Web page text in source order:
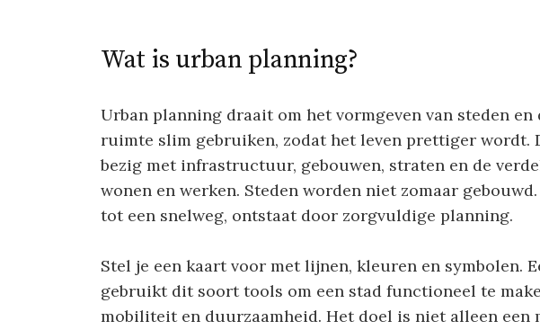
Wat is urban planning?
Urban planning draait om het vormgeven van steden en
ruimte slim gebruiken, zodat het leven prettiger wordt.
bezig met infrastructuur, gebouwen, straten en de
wonen en werken. Steden worden niet zomaar
tot een snelweg, ontstaat door zorgvuldige planning.
Stel je een kaart voor met lijnen, kleuren en symbolen.
gebruikt dit soort tools om een stad functioneel te
mobiliteit en duurzaamheid. Het doel is niet alleen een